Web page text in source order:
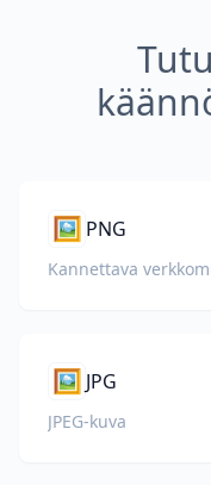
🖼️ PNG
Kannettava
🖼️ JPG
JPEG-kuva